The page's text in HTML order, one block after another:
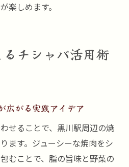
楽しめます。
チシャバ活用術
広がる実践アイデア
せることで、黒川駅周辺の焼
ます。ジューシーな焼肉をシ
むことで、脂の旨味と野菜の